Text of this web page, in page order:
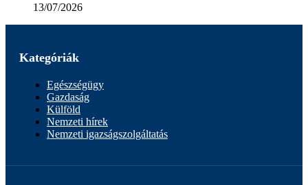
13/07/2026
Kategóriák
Egészségügy
Gazdaság
Külföld
Nemzeti hírek
Nemzeti igazságszolgáltatás